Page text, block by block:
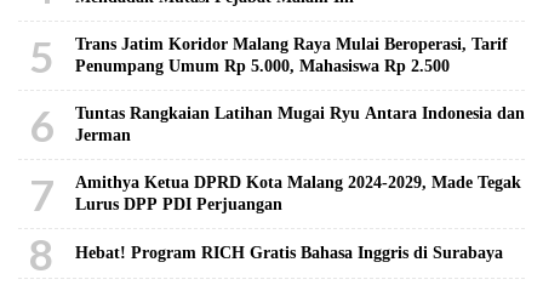
5
Trans Jatim Koridor Malang Raya Mulai Beroperasi, Tarif
Penumpang Umum Rp 5.000, Mahasiswa Rp 2.500
6
Tuntas Rangkaian Latihan Mugai Ryu Antara Indonesia dan
Jerman
7
Amithya Ketua DPRD Kota Malang 2024-2029, Made Tegak
Lurus DPP PDI Perjuangan
8 Hebat! Program RICH Gratis Bahasa Inggris di Surabaya